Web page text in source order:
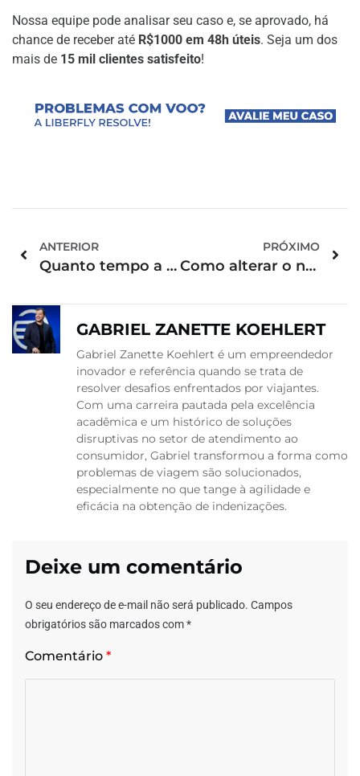
Nossa equipe pode analisar seu caso e, se aprovado, há
chance de receber até R$1000 em 48h úteis. Seja um dos
mais de 15 mil clientes satisfeito!
ANTERIOR
Quanto tempo a cia aérea pode demorar para pagar meu reembolso?
PRÓXIMO
Como alterar o nome da passagem aérea pela Gol
GABRIEL ZANETTE KOEHLERT
Gabriel Zanette Koehlert é um empreendedor
inovador e referência quando se trata de
resolver desafios enfrentados por viajantes.
Com uma carreira pautada pela excelência
acadêmica e um histórico de soluções
disruptivas no setor de atendimento ao
consumidor, Gabriel transformou a forma como
problemas de viagem são solucionados,
especialmente no que tange à agilidade e
eficácia na obtenção de indenizações.
Deixe um comentário
O seu endereço de e-mail não será publicado. Campos
obrigatórios são marcados com*
Comentário *